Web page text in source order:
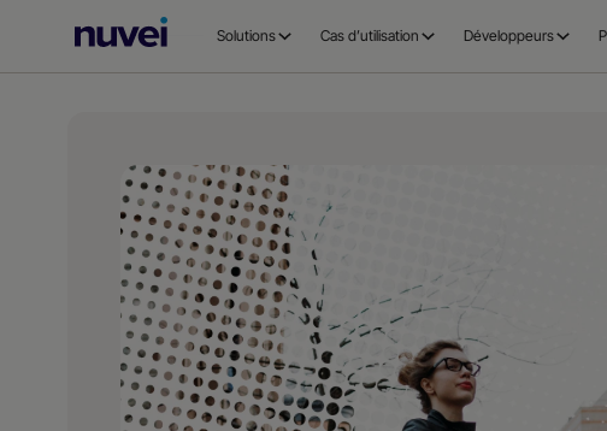
Page
Solutions Cas d’utilisation Développeurs